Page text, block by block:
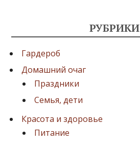
ц
и
я
п
РУБРИКИ
Гардероб
Домашний очаг
Праздники
Семья, дети
Красота и здоровье
Питание